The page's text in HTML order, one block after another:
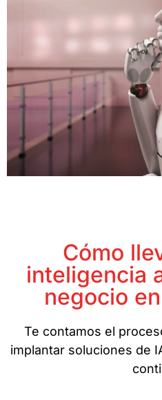
Cómo
inteligencia
negocio
Te contamos el
implantar soluciones de